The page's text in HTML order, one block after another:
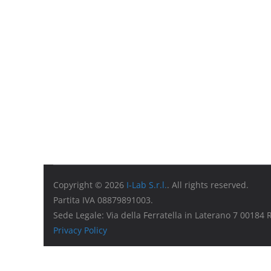
Copyright © 2026 I-Lab S.r.l.. All rights reserved.
Partita IVA 08879891003.
Sede Legale: Via della Ferratella in Laterano 7 00184
Privacy Policy